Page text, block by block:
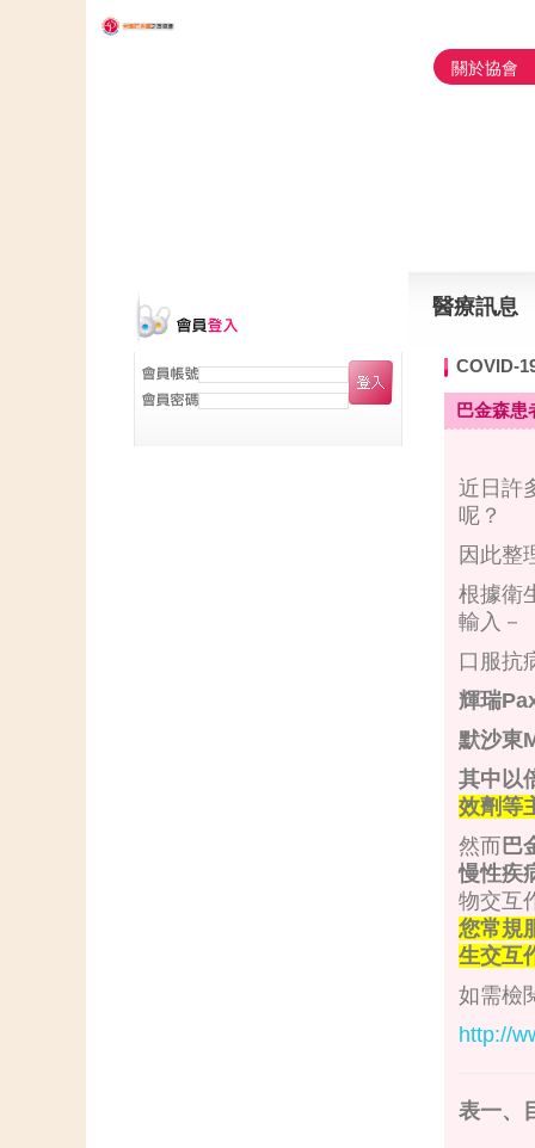
關於協會
醫療訊息
COVID-
巴金森患
近日許
呢？
因此整
根據衛
輸入－
口服抗
輝瑞
默沙東
其中以
效劑等
然而 巴
慢性疾
物交互
您常規
生交互
如需檢
http://
表一、